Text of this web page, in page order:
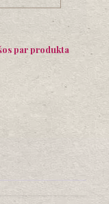
par produkta